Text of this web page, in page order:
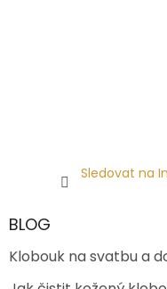
Sledovat na
BLOG
Klobouk na svatbu a